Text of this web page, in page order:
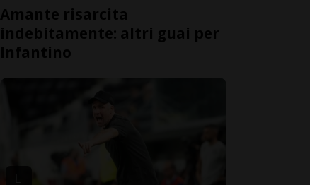
Amante risarcita
indebitamente: altri guai per
Infantino